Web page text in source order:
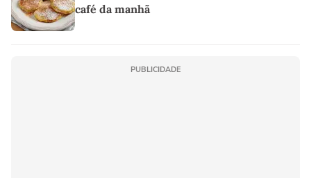
café da manhã
PUBLICIDADE